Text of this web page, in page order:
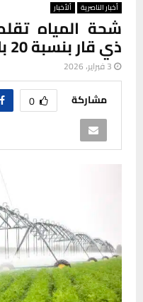
أخبار الناصرية ألأخبار
شحة المياه
ذي قار بنسبة 20 بالمئة
3 فبراير، 2026
مشاركة 0